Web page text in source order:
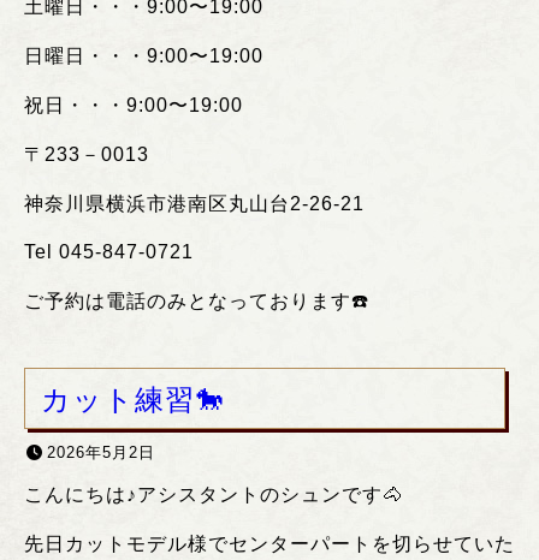
土曜日・・・ 9:00〜19:00
日曜日・・・ 9:00〜19:00
祝日・・・ 9:00〜19:00
〒 233 － 0013
神奈川県横浜市港南区丸山台 2-26-21
Tel 045-847-0721
ご予約は電話のみとなっております☎️
カット練習🐎
2026年5月2日
こんにちは♪アシスタントのシュンです🐴
先日カットモデル様でセンターパートを切らせていた